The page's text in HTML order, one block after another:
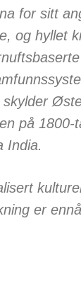
for sitt
og hyllet
på 1800-
India.
er